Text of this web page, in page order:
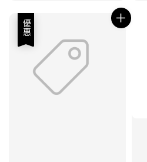
優惠